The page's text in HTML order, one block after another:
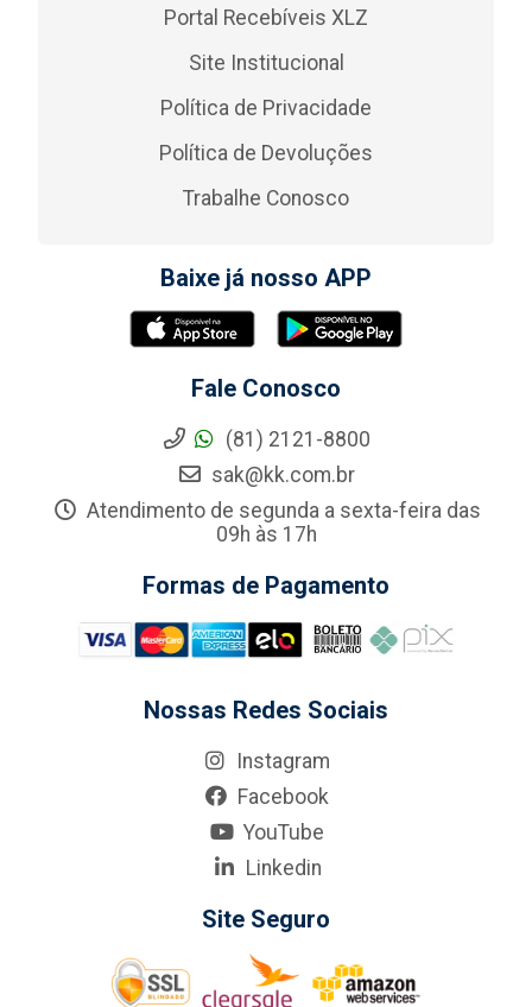
Portal Recebíveis XLZ
Site Institucional
Política de Privacidade
Política de Devoluções
Trabalhe Conosco
Baixe já nosso APP
Fale Conosco
(81) 2121-8800
sak@kk.com.br
Atendimento de segunda a sexta-feira das
09h às 17h
Formas de Pagamento
Nossas Redes Sociais
Instagram
Facebook
YouTube
Linkedin
Site Seguro